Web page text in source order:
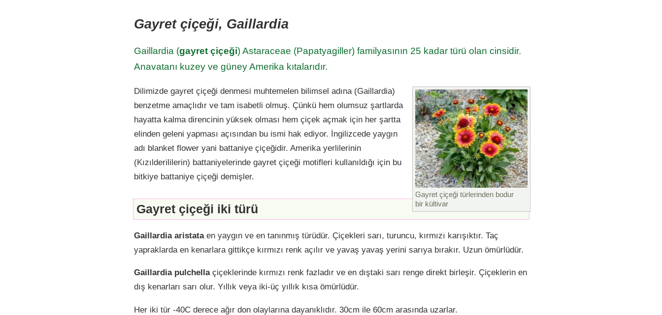
Gayret çiçeği, Gaillardia
Gaillardia (gayret çiçeği) Astaraceae (Papatyagiller) familyasının 25 kadar türü olan cinsidir.
Anavatanı kuzey ve güney Amerika kıtalarıdır.
Gayret çiçeği türlerinden bodur
bir kültivar
Dilimizde gayret çiçeği denmesi muhtemelen bilimsel adına (Gaillardia)
benzetme amaçlıdır ve tam isabetli olmuş. Çünkü hem olumsuz şartlarda
hayatta kalma direncinin yüksek olması hem çiçek açmak için her şartta
elinden geleni yapması açısından bu ismi hak ediyor. İngilizcede yaygın
adı blanket flower yani battaniye çiçeğidir. Amerika yerlilerinin
(Kızılderililerin) battaniyelerinde gayret çiçeği motifleri kullanıldığı için bu
bitkiye battaniye çiçeği demişler.
Gayret çiçeği iki türü
Gaillardia aristataen yaygın ve en tanınmış türüdür. Çiçekleri sarı, turuncu, kırmızı karışıktır. Taç
yapraklarda en kenarlara gittikçe kırmızı renk açılır ve yavaş yavaş yerini sarıya bırakır. Uzun ömürlüdür.
Gaillardia pulchellaçiçeklerinde kırmızı renk fazladır ve en dıştaki sarı renge direkt birleşir. Çiçeklerin en
dış kenarları sarı olur. Yıllık veya iki-üç yıllık kısa ömürlüdür.
Her iki tür -40C derece ağır don olaylarına dayanıklıdır. 30cm ile 60cm arasında uzarlar.